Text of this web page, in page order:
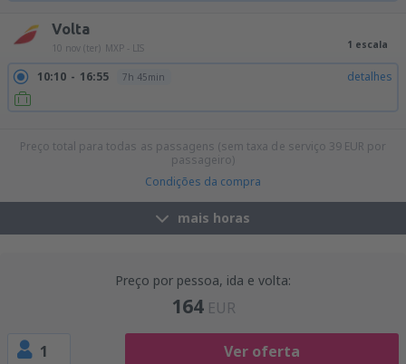
Volta
10 nov (ter) MXP - LIS 1 escala
10:10 16:55 7h 45min detalhes
Preço total para todas as passagens (sem taxa de serviço 39 EUR por
passageiro)
Condições da compra
mais horas
Preço por pessoa, ida e volta:
164 EUR
1 Ver oferta